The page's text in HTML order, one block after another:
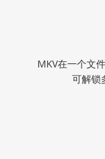
MKV在一个文
可解锁